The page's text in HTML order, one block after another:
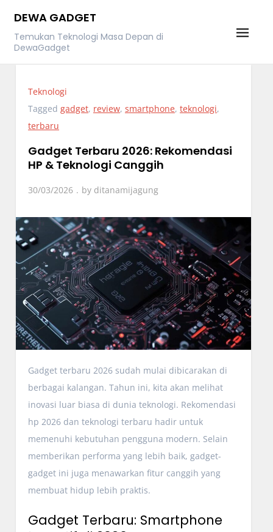
content
DEWA GADGET
Temukan Teknologi Masa Depan di
DewaGadget
Teknologi
Tagged gadget, review, smartphone, teknologi,
terbaru
Gadget Terbaru 2026: Rekomendasi
HP & Teknologi Canggih
30/03/2026 by ditanamijagung
Gadget terbaru 2026 sudah mulai dibicarakan di
berbagai kalangan. Tahun ini, kita akan melihat
inovasi luar biasa di dunia teknologi. Rekomendasi
hp 2026 dan teknologi terbaru hadir untuk
memenuhi kebutuhan pengguna modern. Selain
memberikan performa yang lebih baik, gadget-
gadget ini juga menawarkan fitur canggih yang
membuat hidup lebih praktis.
Gadget Terbaru: Smartphone